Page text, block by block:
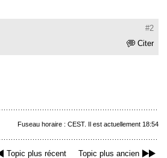
#2
Citer
Fuseau horaire : CEST. Il est actuellement 18:54
Topic plus récent Topic plus ancien